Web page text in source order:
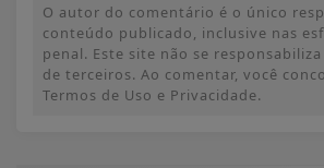
O autor do comentário é o único
conteúdo publicado, inclusive nas
penal. Este site não se
de terceiros. Ao comentar, você
Termos de Uso e Privacidade.